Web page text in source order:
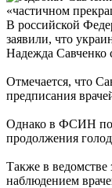
В российской
заявили, что
Надежда Савченко
Отмечается, что
предписания
Однако в ФСИН
продолжения
Также в ведомстве
наблюдением